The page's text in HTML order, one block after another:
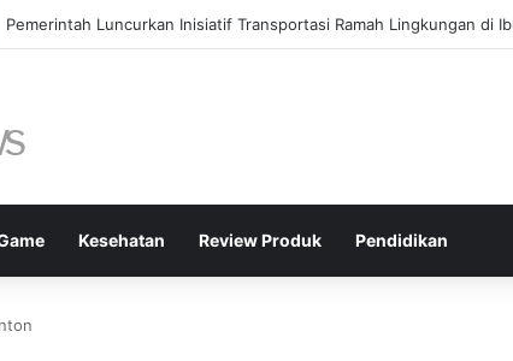
Studi Kasus Penipuan Investasi: Mengungkap Praktik Curang dan
Kesehatan Review Produk Pendidikan